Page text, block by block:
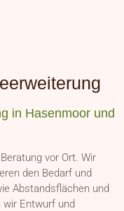
in Hasenmoor und
vor Ort. Wir
den Bedarf und
Abstandsflächen und
wir Entwurf und